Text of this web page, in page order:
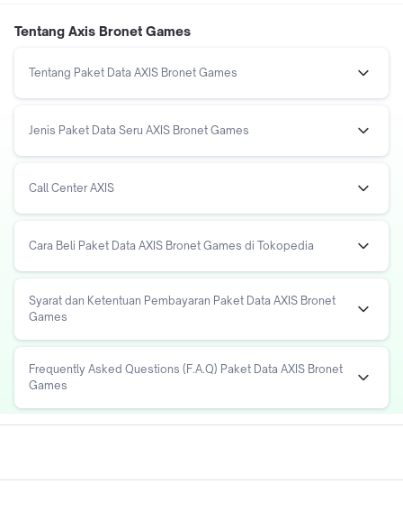
Tentang Axis Bronet Games
Tentang Paket Data AXIS Bronet Games
Jenis Paket Data Seru AXIS Bronet Games
Call Center AXIS
Cara Beli Paket Data AXIS Bronet Games di Tokopedia
Syarat dan Ketentuan Pembayaran Paket Data AXIS Bronet
Games
Frequently Asked Questions (F.A.Q) Paket Data AXIS Bronet
Games